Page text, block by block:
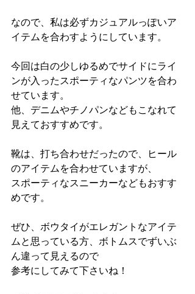
なので、私は必ずカジュアルっぽいア
イテムを合わすようにしています。
今回は白の少しゆるめでサイドにライ
ンが入ったスポーティなパンツを合わ
せています。
他、デニムやチノパンなどもこなれて
見えておすすめです。
靴は、打ち合わせだったので、ヒール
のアイテムを合わせていますが、
スポーティなスニーカーなどもおすす
めです。
ぜひ、ボウタイがエレガントなアイテ
ムと思っている方、ボトムスでずいぶ
ん違って見えるので
参考にしてみて下さいね！